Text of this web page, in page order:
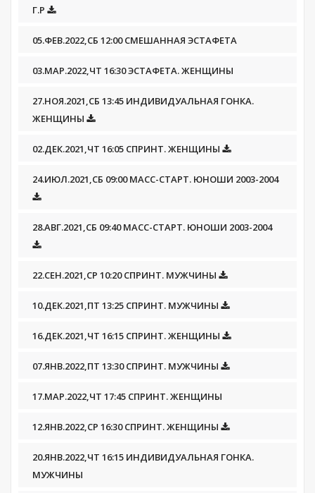
Г.Р
05.ФЕВ.2022,СБ 12:00 СМЕШАННАЯ ЭСТАФЕТА
03.МАР.2022,ЧТ 16:30 ЭСТАФЕТА. ЖЕНЩИНЫ
27.НОЯ.2021,СБ 13:45 ИНДИВИДУАЛЬНАЯ ГОНКА.
ЖЕНЩИНЫ
02.ДЕК.2021,ЧТ 16:05 СПРИНТ. ЖЕНЩИНЫ
24.ИЮЛ.2021,СБ 09:00 МАСС-СТАРТ. ЮНОШИ 2003-2004
28.АВГ.2021,СБ 09:40 МАСС-СТАРТ. ЮНОШИ 2003-2004
22.СЕН.2021,СР 10:20 СПРИНТ. МУЖЧИНЫ
10.ДЕК.2021,ПТ 13:25 СПРИНТ. МУЖЧИНЫ
16.ДЕК.2021,ЧТ 16:15 СПРИНТ. ЖЕНЩИНЫ
07.ЯНВ.2022,ПТ 13:30 СПРИНТ. МУЖЧИНЫ
17.МАР.2022,ЧТ 17:45 СПРИНТ. ЖЕНЩИНЫ
12.ЯНВ.2022,СР 16:30 СПРИНТ. ЖЕНЩИНЫ
20.ЯНВ.2022,ЧТ 16:15 ИНДИВИДУАЛЬНАЯ ГОНКА.
МУЖЧИНЫ